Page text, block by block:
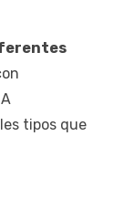
tipos que